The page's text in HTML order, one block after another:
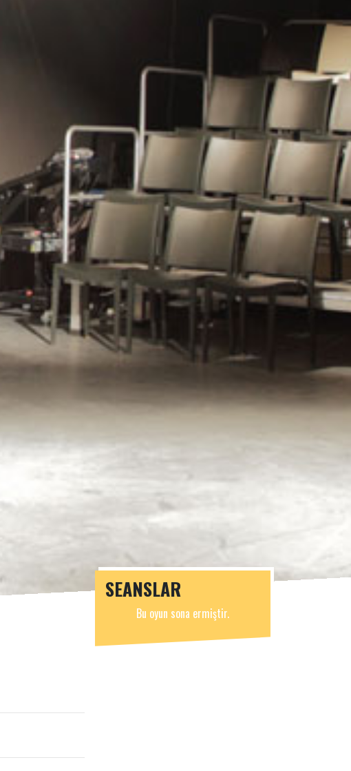
SEANSLAR
Bu oyun sona ermiştir.